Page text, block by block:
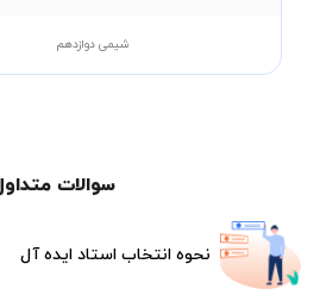
شیمی دوازدهم
سوالات
نحوه انتخاب استاد ایده آل